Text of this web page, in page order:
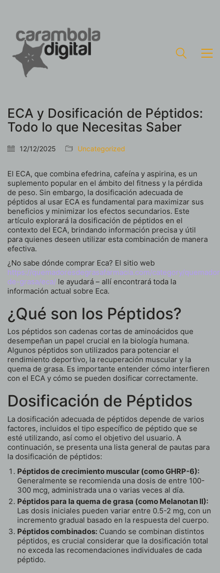
ECA y Dosificación de Péptidos:
Todo lo que Necesitas Saber
12/12/2025 Uncategorized
El ECA, que combina efedrina, cafeína y aspirina, es un
suplemento popular en el ámbito del fitness y la pérdida
de peso. Sin embargo, la dosificación adecuada de
péptidos al usar ECA es fundamental para maximizar sus
beneficios y minimizar los efectos secundarios. Este
artículo explorará la dosificación de péptidos en el
contexto del ECA, brindando información precisa y útil
para quienes deseen utilizar esta combinación de manera
efectiva.
¿No sabe dónde comprar Eca? El sitio web
https://quemadoresdegrasafarmacia.com/category/
de-grasa/eca/ le ayudará – allí encontrará toda la
información actual sobre Eca.
¿Qué son los Péptidos?
Los péptidos son cadenas cortas de aminoácidos que
desempeñan un papel crucial en la biología humana.
Algunos péptidos son utilizados para potenciar el
rendimiento deportivo, la recuperación muscular y la
quema de grasa. Es importante entender cómo interfieren
con el ECA y cómo se pueden dosificar correctamente.
Dosificación de Péptidos
La dosificación adecuada de péptidos depende de varios
factores, incluidos el tipo específico de péptido que se
esté utilizando, así como el objetivo del usuario. A
continuación, se presenta una lista general de pautas para
la dosificación de péptidos:
Péptidos de crecimiento muscular (como GHRP-6):
Generalmente se recomienda una dosis de entre 100-
300 mcg, administrada una o varias veces al día.
Péptidos para la quema de grasa (como Melanotan II):
Las dosis iniciales pueden variar entre 0.5-2 mg, con un
incremento gradual basado en la respuesta del cuerpo.
Péptidos combinados: Cuando se combinan distintos
péptidos, es crucial considerar que la dosificación total
no exceda las recomendaciones individuales de cada
péptido.